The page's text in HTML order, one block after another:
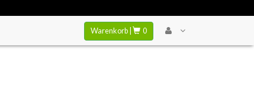
Warenkorb | 0